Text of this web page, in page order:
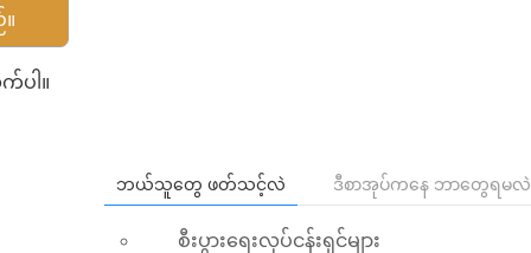
ပါ။
ဘယ်သူတွေ ဖတ်သင့်လဲ ဒီစာအုပ်ကနေ ဘာတွေရမလဲ
စီးပွားရေးလုပ်ငန်းရှင်များ